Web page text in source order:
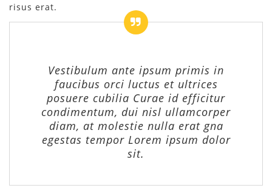
risus erat.
Vestibulum ante ipsum primis in
faucibus orci luctus et ultrices
posuere cubilia Curae id efficitur
condimentum, dui nisl ullamcorper
diam, at molestie nulla erat gna
egestas tempor Lorem ipsum dolor
sit.